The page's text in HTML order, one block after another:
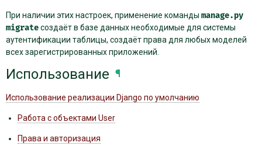
При наличии этих настроек, применение команды manage.py
migrateсоздаёт в базе данных необходимые для системы
аутентификации таблицы, создаёт права для любых моделей
всех зарегистрированных приложений.
Использование ¶
Использование реализации Django по умолчанию
Работа с объектами User
Права и авторизация